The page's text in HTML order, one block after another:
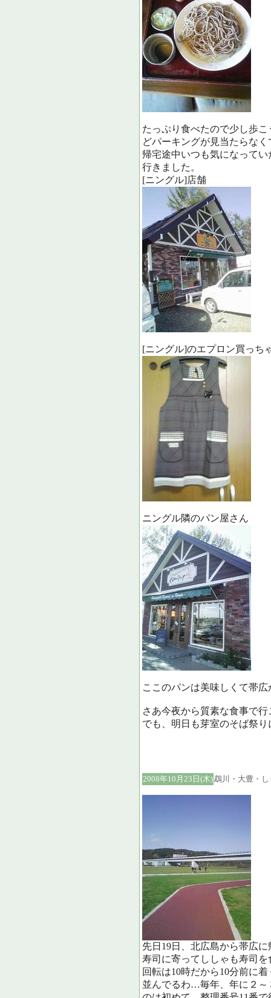
たっぷり食べたので少し歩
どパーキングが見当たらな
帰宅途中いつも気になって
行きました。
[ニングル]店舗
[ニングル]のエプロン買っち
ニングル隣のパン屋さん
ここのパンは美味しくて帯
さあ今夜から質素な食事で行
でも、明日も芽室のそば祭
2008年10月23日(木)鵡川・大豊・
先日19日、北広島から帯広
寿司に寄ってししゃも寿司
回転は10時だから10分前に
並んでるわ…毎年、年に２～